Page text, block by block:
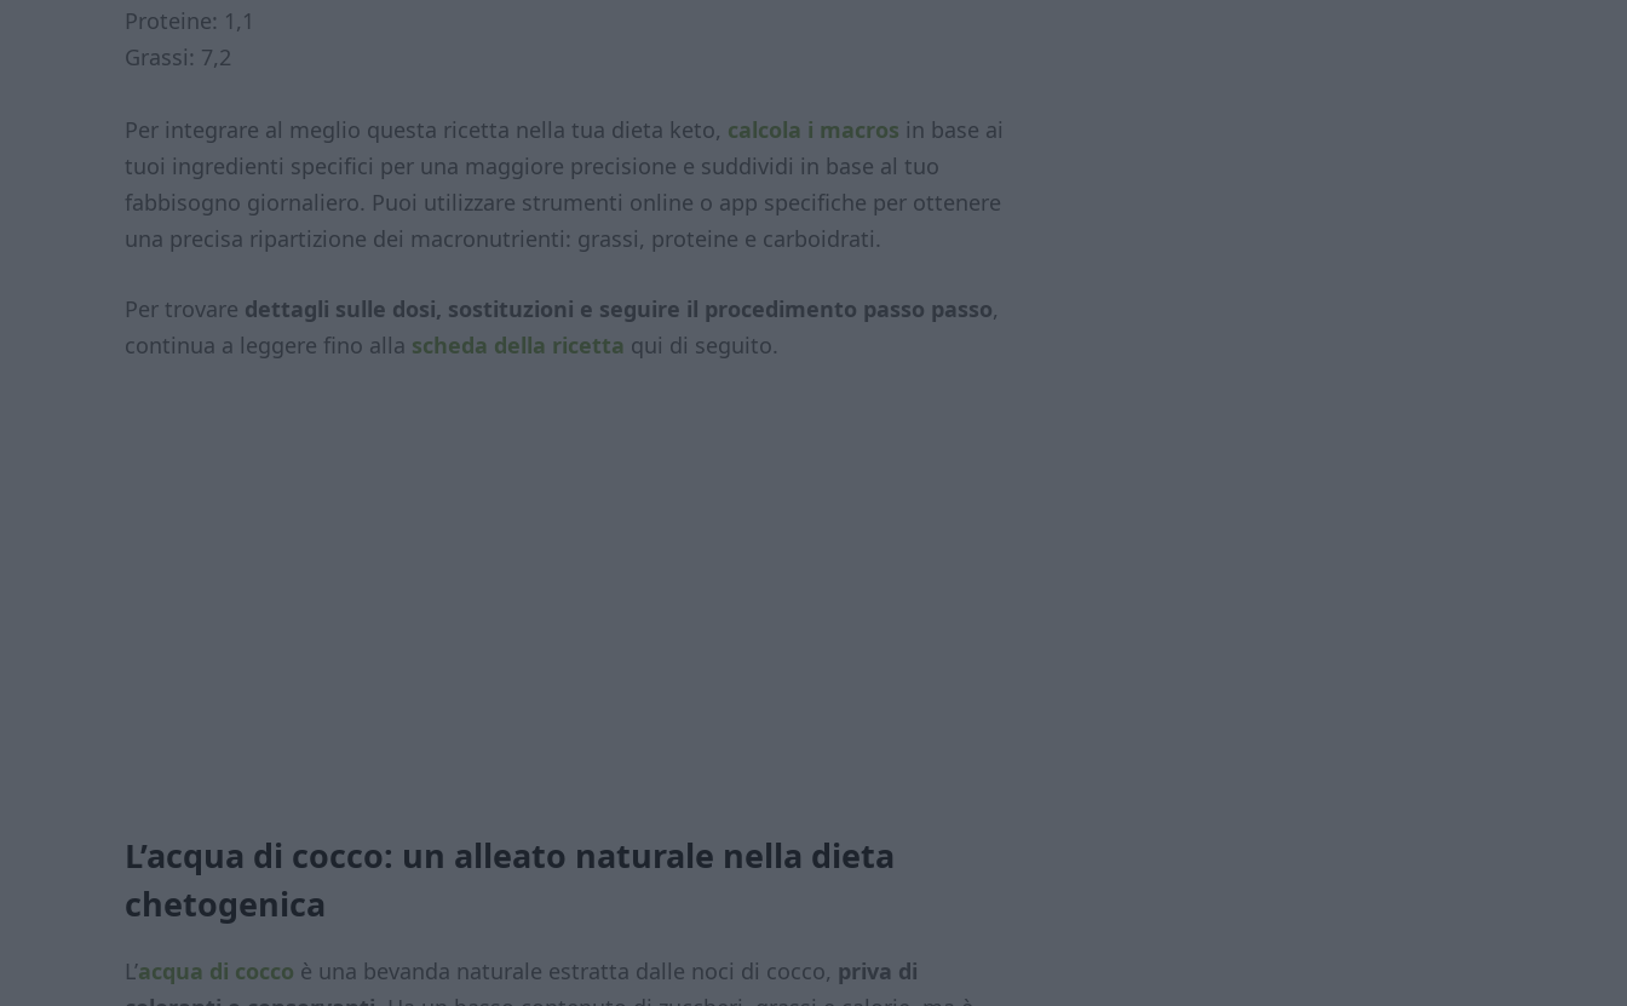
Proteine: 1,1
Grassi: 7,2
Per integrare al meglio questa ricetta nella tua dieta keto, calcola i macros in base ai
tuoi ingredienti specifici per una maggiore precisione e suddividi in base al tuo
fabbisogno giornaliero. Puoi utilizzare strumenti online o app specifiche per ottenere
una precisa ripartizione dei macronutrienti: grassi, proteine e carboidrati.
Per trovare dettagli sulle dosi, sostituzioni e seguire il procedimento passo passo,
continua a leggere fino alla scheda della ricetta qui di seguito.
L’acqua di cocco: un alleato naturale nella dieta
chetogenica
L’acqua di cocco è una bevanda naturale estratta dalle noci di cocco, priva di